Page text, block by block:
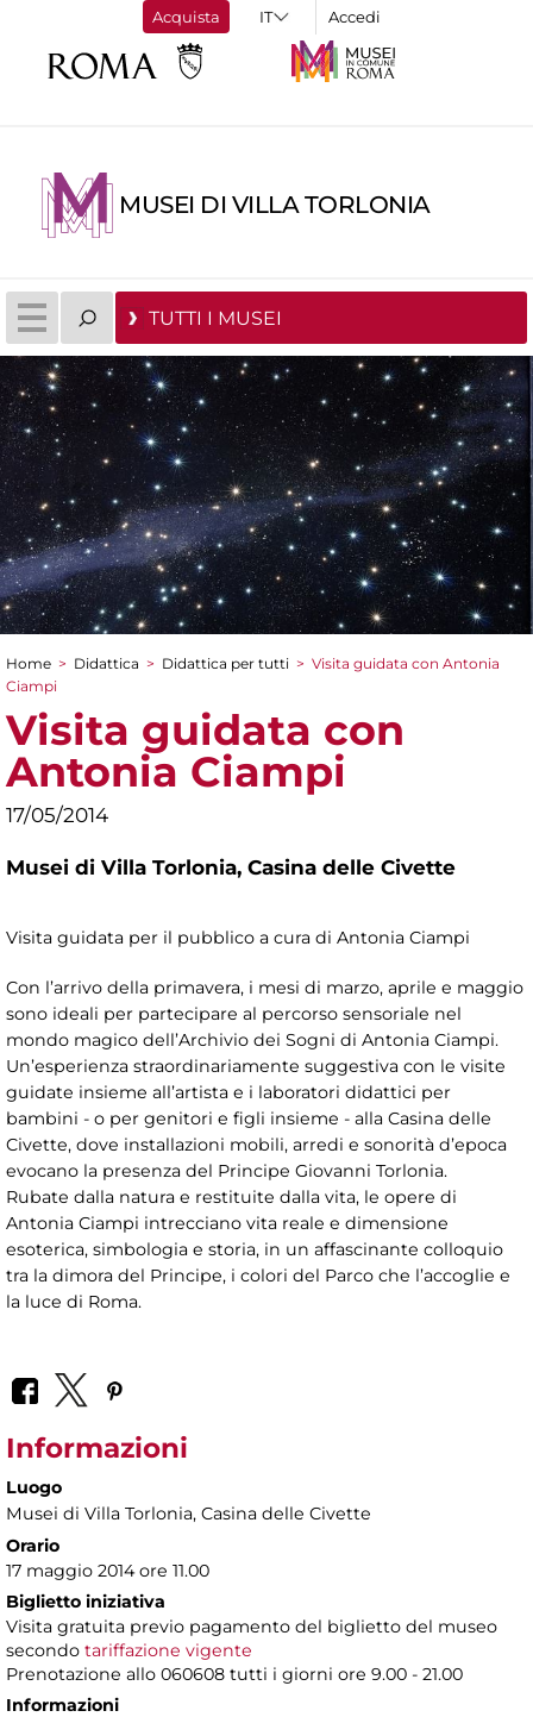
Acquista Accedi
MUSEI DI VILLA TORLONIA
TUTTI I MUSEI
Tu sei qui
Home > Didattica > Didattica per tutti > Visita guidata con Antonia
Ciampi
Visita guidata con
Antonia Ciampi
17/05/2014
Musei di Villa Torlonia, Casina delle Civette
Visita guidata per il pubblico a cura di Antonia Ciampi
Con l’arrivo della primavera, i mesi di marzo, aprile e maggio
sono ideali per partecipare al percorso sensoriale nel
mondo magico dell’Archivio dei Sogni di Antonia Ciampi.
Un’esperienza straordinariamente suggestiva con le visite
guidate insieme all’artista e i laboratori didattici per
bambini - o per genitori e figli insieme - alla Casina delle
Civette, dove installazioni mobili, arredi e sonorità d’epoca
evocano la presenza del Principe Giovanni Torlonia.
Rubate dalla natura e restituite dalla vita, le opere di
Antonia Ciampi intrecciano vita reale e dimensione
esoterica, simbologia e storia, in un affascinante colloquio
tra la dimora del Principe, i colori del Parco che l’accoglie e
la luce di Roma.
Informazioni
Luogo
Musei di Villa Torlonia, Casina delle Civette
Orario
17 maggio 2014 ore 11.00
Biglietto iniziativa
Visita gratuita previo pagamento del biglietto del museo
secondo tariffazione vigente
Prenotazione allo 060608 tutti i giorni ore 9.00 - 21.00
Informazioni